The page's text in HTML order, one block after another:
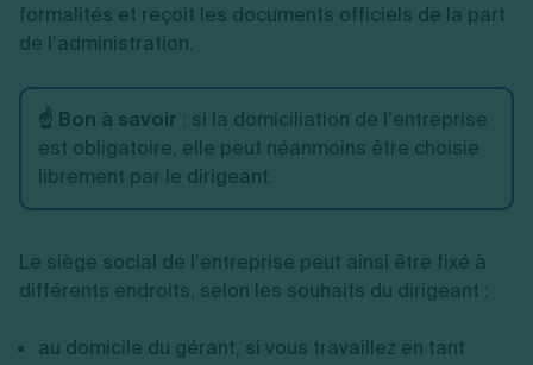
formalités et reçoit les documents officiels de la part
de l’administration.
☝️ Bon à savoir : si la domiciliation de l’entreprise
est obligatoire, elle peut néanmoins être choisie
librement par le dirigeant.
Le siège social de l’entreprise peut ainsi être fixé à
différents endroits, selon les souhaits du dirigeant :
au domicile du gérant, si vous travaillez en tant